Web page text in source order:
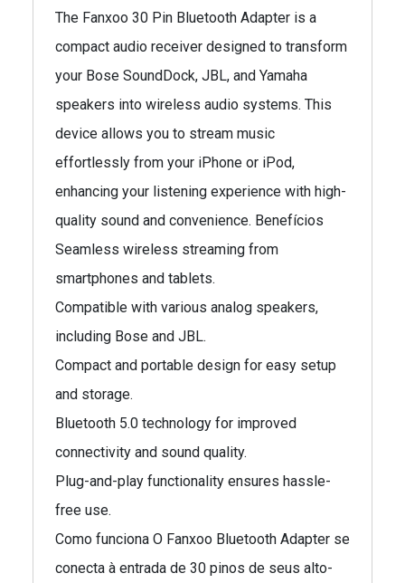
The Fanxoo 30 Pin Bluetooth Adapter is a
compact audio receiver designed to transform
your Bose SoundDock, JBL, and Yamaha
speakers into wireless audio systems. This
device allows you to stream music
effortlessly from your iPhone or iPod,
enhancing your listening experience with high-
quality sound and convenience. Benefícios
Seamless wireless streaming from
smartphones and tablets.
Compatible with various analog speakers,
including Bose and JBL.
Compact and portable design for easy setup
and storage.
Bluetooth 5.0 technology for improved
connectivity and sound quality.
Plug-and-play functionality ensures hassle-
free use.
Como funciona O Fanxoo Bluetooth Adapter se
conecta à entrada de 30 pinos de seus alto-